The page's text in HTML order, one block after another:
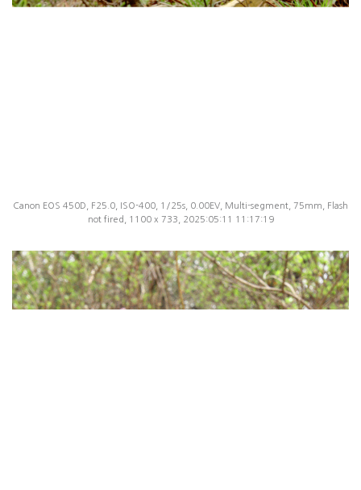
Canon EOS 450D, F25.0, ISO-400, 1/25s, 0.00EV, Multi-segment, 75mm, Flash
not fired, 1100 x 733, 2025:05:11 11:17:19